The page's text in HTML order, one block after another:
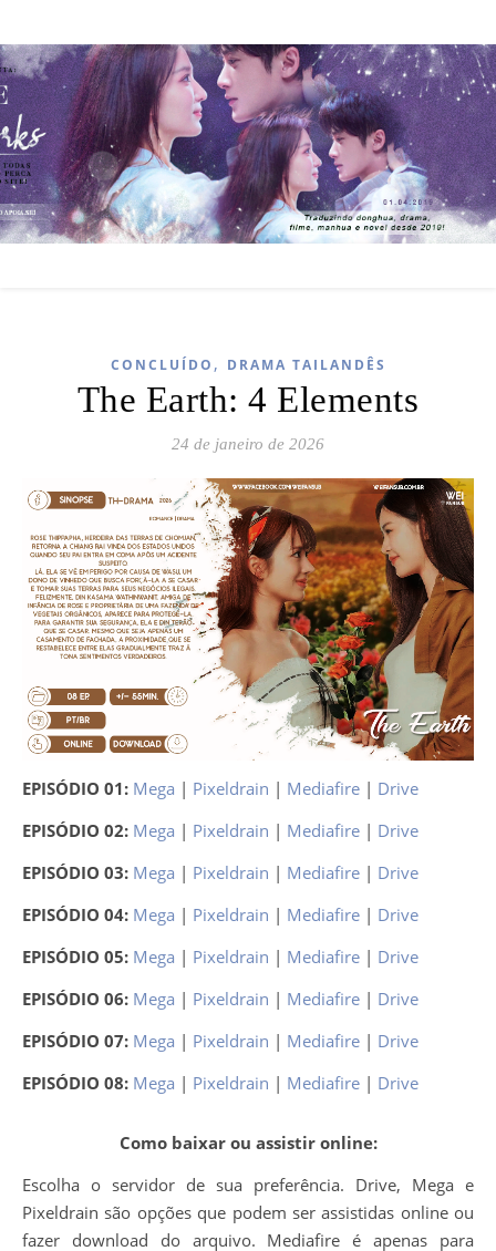
CONCLUÍDO , DRAMA TAILANDÊS
The Earth: 4 Elements
24 de janeiro de 2026
EPISÓDIO 01: Mega | Pixeldrain | Mediafire | Drive
EPISÓDIO 02: Mega | Pixeldrain | Mediafire | Drive
EPISÓDIO 03: Mega | Pixeldrain | Mediafire | Drive
EPISÓDIO 04: Mega | Pixeldrain | Mediafire | Drive
EPISÓDIO 05: Mega | Pixeldrain | Mediafire | Drive
EPISÓDIO 06: Mega | Pixeldrain | Mediafire | Drive
EPISÓDIO 07: Mega | Pixeldrain | Mediafire | Drive
EPISÓDIO 08: Mega | Pixeldrain | Mediafire | Drive
Como baixar ou assistir online:
Escolha o servidor de sua preferência. Drive, Mega e
Pixeldrain são opções que podem ser assistidas online ou
fazer download do arquivo. Mediafire é apenas para